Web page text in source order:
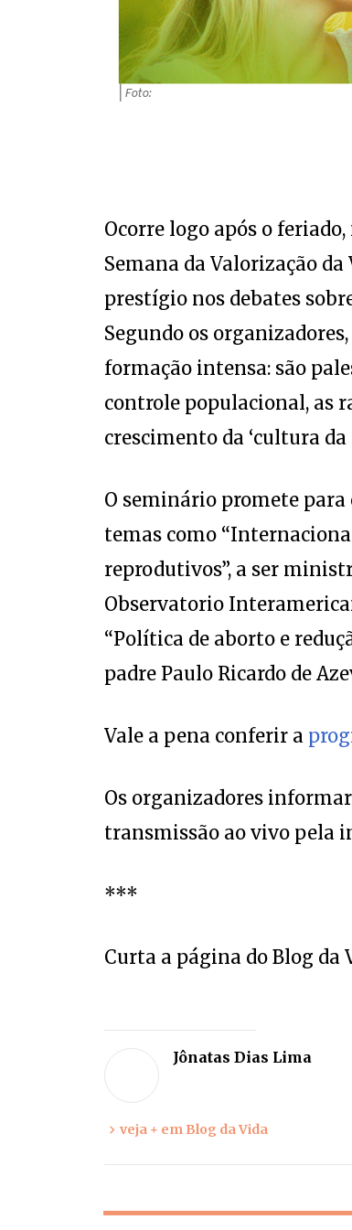
| Foto:
Ocorre logo após o
Semana da Valorização
prestígio nos debates
Segundo os
formação intensa: são
controle populacional, as
crescimento da ‘cultura
O seminário promete para
temas como
reprodutivos”, a ser
Observatorio
“Política de aborto e
padre Paulo Ricardo de
Vale a pena conferir a
Os organizadores
transmissão ao vivo pela
***
Curta a página do Blog da
Jônatas Dias Lima
veja + em Blog da Vida